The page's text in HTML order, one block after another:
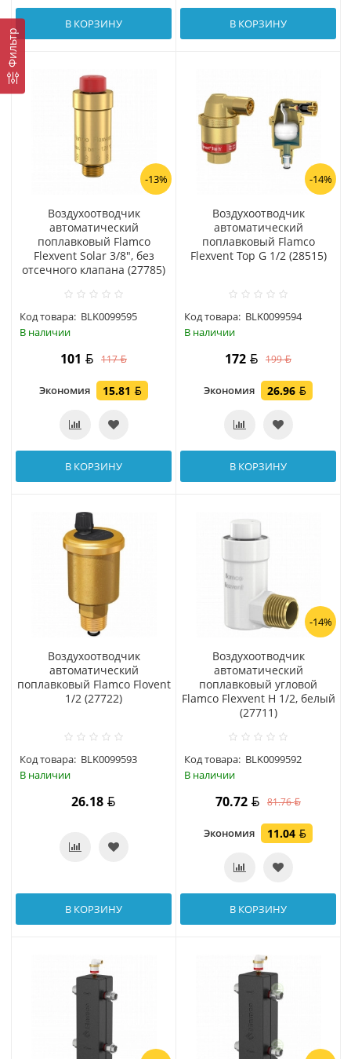
Фильтр
В КОРЗИНУ В КОРЗИНУ
-13%
Воздухоотводчик
автоматический
поплавковый Flamco
Flexvent Solar 3/8", без
отсечного клапана (27785)
Код товара: BLK0099595
В наличии
101 117
Экономия 15.81
В КОРЗИНУ
-14%
Воздухоотводчик
автоматический
поплавковый Flamco
Flexvent Top G 1/2 (28515)
Код товара: BLK0099594
В наличии
172 199
Экономия 26.96
В КОРЗИНУ
Воздухоотводчик
автоматический
поплавковый Flamco Flovent
1/2 (27722)
Код товара: BLK0099593
В наличии
26.18
В КОРЗИНУ
-14%
Воздухоотводчик
автоматический
поплавковый угловой
Flamco Flexvent H 1/2, белый
(27711)
Код товара: BLK0099592
В наличии
70.72 81.76
Экономия 11.04
В КОРЗИНУ